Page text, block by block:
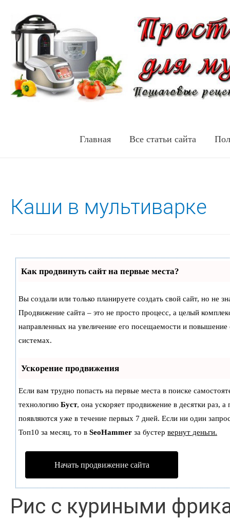
Главная Все статьи сайта
Каши в мультиварке
Как продвинуть сайт на первые места?
Вы создали или только планируете создать свой сайт, но не
Продвижение сайта – это не просто процесс, а целый
направленных на увеличение его посещаемости и повышение
системах.
Ускорение продвижения
Если вам трудно попасть на первые места в поиске
технологию Буст, она ускоряет продвижение в десятки раз, а
появляются уже в течение первых 7 дней. Если ни один
Топ10 за месяц, то в SeoHammer за бустер вернут деньги.
Начать продвижение сайта
Рис с куриными